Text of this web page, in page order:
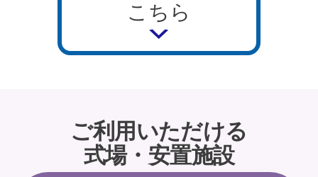
こちら
ご利用いただける
式場・安置施設